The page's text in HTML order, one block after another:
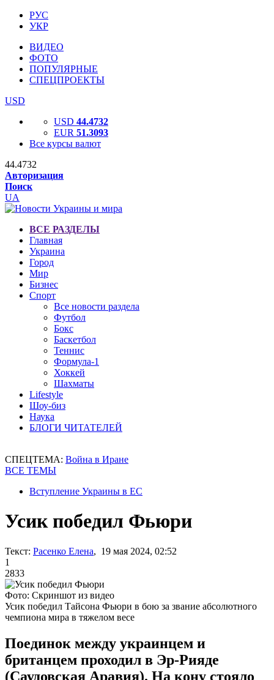
РУС
УКР
ВИДЕО
ФОТО
ПОПУЛЯРНЫЕ
СПЕЦПРОЕКТЫ
USD
USD 44.4732
EUR 51.3093
Все курсы валют
44.4732
Авторизация
Поиск
UA
ВСЕ РАЗДЕЛЫ
Главная
Украина
Город
Мир
Бизнес
Спорт
Все новости раздела
Футбол
Бокс
Баскетбол
Теннис
Формула-1
Хоккей
Шахматы
Lifestyle
Шоу-биз
Наука
БЛОГИ ЧИТАТЕЛЕЙ
СПЕЦТЕМА: Война в Иране
ВСЕ ТЕМЫ
Вступление Украины в ЕС
Усик победил Фьюри
Текст: Расенко Елена, 19 мая 2024, 02:52
1
2833
Фото: Скриншот из видео
Усик победил Тайсона Фьюри в бою за звание абсолютного
чемпиона мира в тяжелом весе
Поединок между украинцем и
британцем проходил в Эр-Рияде
(Саудовская Аравия). На кону стояло